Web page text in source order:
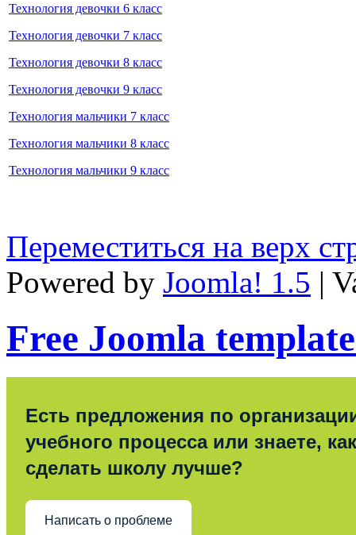
Технология девочки 6 класс
Технология девочки 7 класс
Технология девочки 8 класс
Технология девочки 9 класс
Технология мальчики 7 класс
Технология мальчики 8 класс
Технология мальчики 9 класс
Переместиться на верх
Powered by Joomla! 1.5 |
Free Joomla
Есть предложения по
учебного процесса или знаете, как
сделать школу лучше?
Написать о проблеме